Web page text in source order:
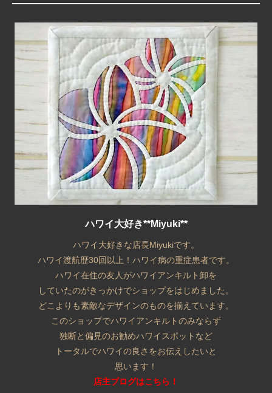
ハワイ大好き**Miyuki**
ハワイ大好きな店長Miyukiです。
ハワイ渡航歴30回以上！ハワイ病の重症患者です。
ハワイ在住の友人がハワイアンキルト卸を
していたのがきっかけでショップをはじめました。
どこよりも素敵なデザインのものを揃えています。
このショップでハワイアンキルトのみならず
独断と偏見のお勧めハワイスポットなど
トータルでハワイの良さをお伝えしたいと
思います！
店主ブログはこちら！